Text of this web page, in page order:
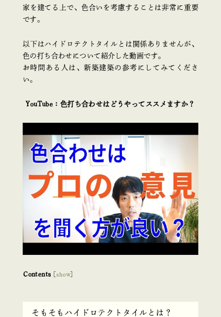
家を建てる上で、色合いを考慮することは非常に重要
です。
以下はハイドロテクトタイルとは関係ありませんが、
色の打ち合わせについて紹介した動画です。
お時間ある人は、新築建築の参考にしてみてくださ
い。
YouTube：色打ち合わせはどうやってススメますか？
Contents [show]
そもそもハイドロテクトタイルとは？